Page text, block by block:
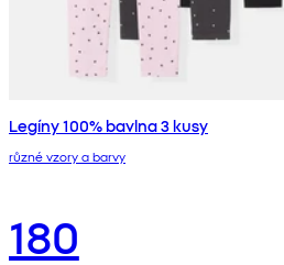
Legíny 100% bavlna 3 kusy
různé vzory a barvy
180